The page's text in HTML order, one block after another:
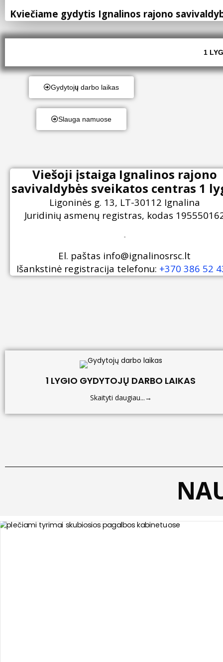
Kviečiame gydytis Ignalinos rajono
1
Gydytojų darbo laikas
Slauga namuose
Viešoji įstaiga Ignalinos rajono
savivaldybės sveikatos centras 1
Ligoninės g. 13, LT-30112 Ignalina
Juridinių asmenų registras, kodas
-
El. paštas info@ignalinosrsc.lt
Išankstinė registracija telefonu: +370 386 52
1 LYGIO GYDYTOJŲ DARBO LAIKAS
Skaityti daugiau...→